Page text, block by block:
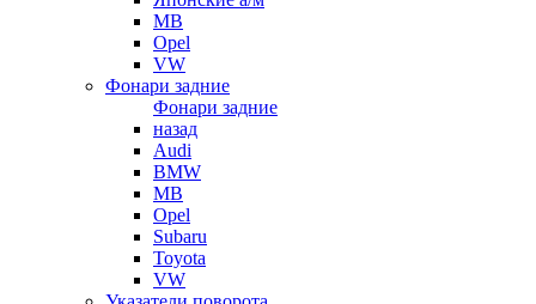
MB
Opel
VW
Фонари задние
Фонари задние
назад
Audi
BMW
MB
Opel
Subaru
Toyota
VW